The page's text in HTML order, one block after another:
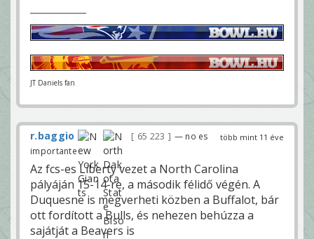
JT Daniels fan
több mint 11 éve
r.baggio 65 223
— no es
importante
Az fcs-es Liberty vezet a North Carolina
pályáján 15-14-re, a második félidő végén. A
Duquesne is megverheti közben a Buffalot, bár
ott fordított a Bulls, és nehezen behúzza a
sajátját a Beavers is